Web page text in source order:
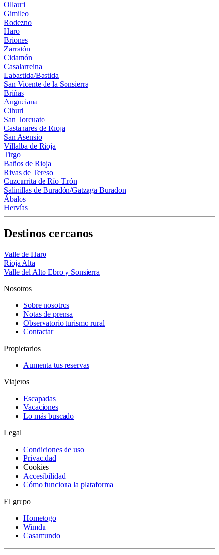
Ollauri
Gimileo
Rodezno
Haro
Briones
Zarratón
Cidamón
Casalarreina
Labastida/Bastida
San Vicente de la Sonsierra
Briñas
Anguciana
Cihuri
San Torcuato
Castañares de Rioja
San Asensio
Villalba de Rioja
Tirgo
Baños de Rioja
Rivas de Tereso
Cuzcurrita de Río Tirón
Salinillas de Buradón/Gatzaga Buradon
Ábalos
Hervías
Destinos cercanos
Valle de Haro
Rioja Alta
Valle del Alto Ebro y Sonsierra
Nosotros
Sobre nosotros
Notas de prensa
Observatorio turismo rural
Contactar
Propietarios
Aumenta tus reservas
Viajeros
Escapadas
Vacaciones
Lo más buscado
Legal
Condiciones de uso
Privacidad
Cookies
Accesibilidad
Cómo funciona la plataforma
El grupo
Hometogo
Wimdu
Casamundo